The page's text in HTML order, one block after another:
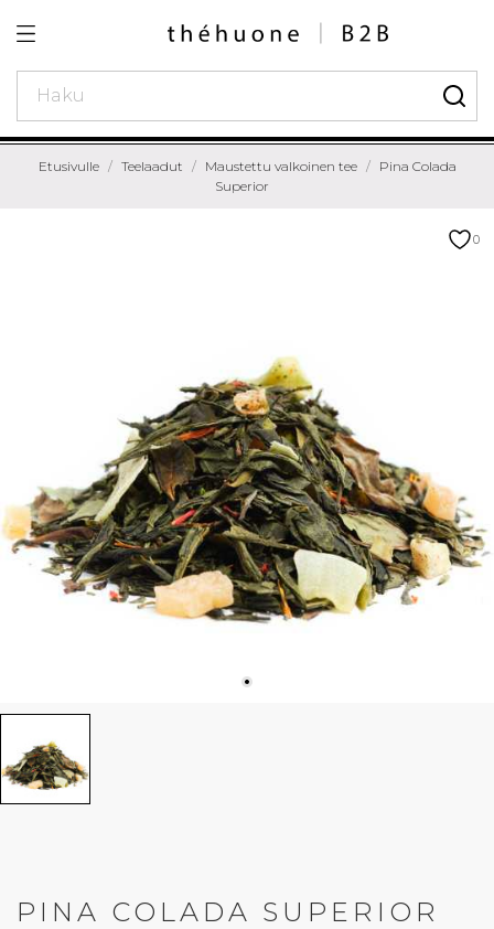
Etusivulle Teelaadut Maustettu valkoinen tee
Pina Colada
Superior
0
PINA COLADA SUPERIOR